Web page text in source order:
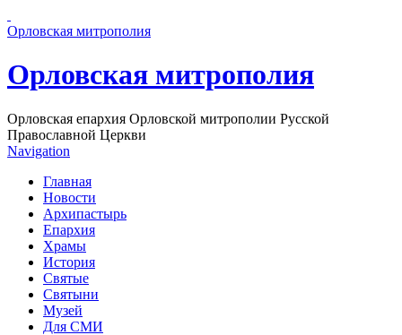
Орловская митрополия
Орловская митрополия
Орловская епархия Орловской митрополии Русской
Православной Церкви
Navigation
Главная
Новости
Архипастырь
Епархия
Храмы
История
Святые
Святыни
Музей
Для СМИ